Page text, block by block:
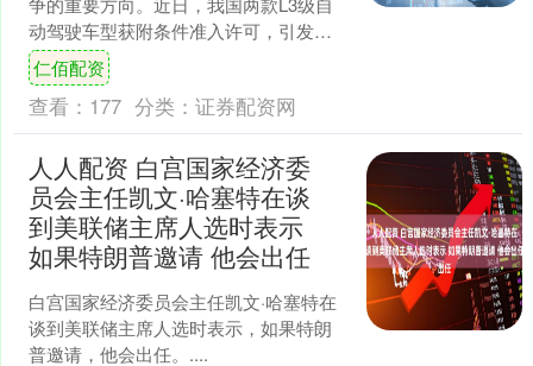
动驾驶车型获附条件准入许可，引发广
泛讨论。 随着L3大幕拉开，产业充满热
情，社会充满期待。....
仁佰配资
查看： 177 分类： 证券配资网
人人配资 白宫国家经济委
员会主任凯文·哈塞特在谈
到美联储主席人选时表示
如果特朗普邀请 他会出任
白宫国家经济委员会主任凯文·哈塞特在
谈到美联储主席人选时表示，如果特朗
普邀请，他会出任。....